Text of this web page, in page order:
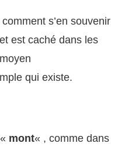
s’en souvenir
est caché dans les
qui existe.
mont« , comme dans